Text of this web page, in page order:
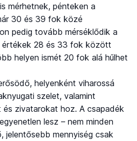
mérhetnek, pénteken a
30 és 39 fok közé
pedig tovább mérséklődik a
értékek 28 és 33 fok között
helyen ismét 20 fok alá hűlhet
helyenként viharossá
szelet, valamint
zivatarokat hoz. A csapadék
lesz – nem minden
jelentősebb mennyiség csak